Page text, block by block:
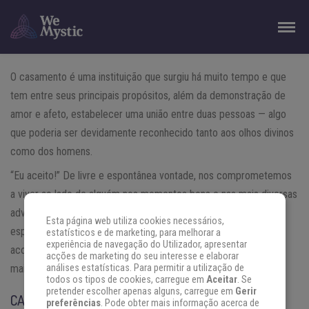
O casamento é uma instituição que surgiu há muito tempo e que
tem entre seus principais propósitos, além da demonstração de
amor e afeto, estabelecer uma união entre duas pessoas — algo
que poderia ser devidamente reconhecido tanto aos olhos divinos
como dos homens.
“Eu aceito!” De livre e espontânea vontade, nos comprometemos
a viver ao lado de alguém nos momentos bons e nas mais diversas
adversidades. Dar, receber, compartilhar, são todos aspectos
esperados de uma união saudável e duradoura. Mas o que
acontece para que os casamentos modernos sejam cada vez
mais efêmeros?
CASAMENTO: UNIÃO E FELICIDADE
Esta página web utiliza cookies necessários,
estatísticos e de marketing, para melhorar a
experiência de navegação do Utilizador, apresentar
acções de marketing do seu interesse e elaborar
análises estatísticas. Para permitir a utilização de
todos os tipos de cookies, carregue em Aceitar. Se
pretender escolher apenas alguns, carregue em Gerir
preferências. Pode obter mais informação acerca de